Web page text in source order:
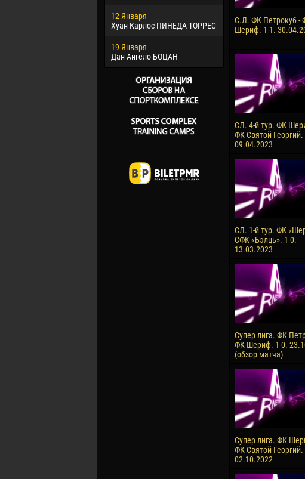
12 Января
Хуан Карлос ПИНЕДА ТОРРЕС
19 Января
Дан-Ангело БОЦАН
26 Марта
Витор Уго Морайс де
ОЛИВЕЙРА
Раи ЛОПЕС ДЕ
С.Л. ФК Петрокуб -
Шериф. 1-1.
СЛ. 4-й тур. ФК
ФК Святой Георгий.
09.04.2023
СЛ. 1-й тур. ФК
СФК «Бэлць». 1-0.
13.03.2023
Супер лига. ФК
ФК Шериф. 1-0.
(обзор матча)
Супер лига. ФК
ФК Святой Георгий.
02.10.2022